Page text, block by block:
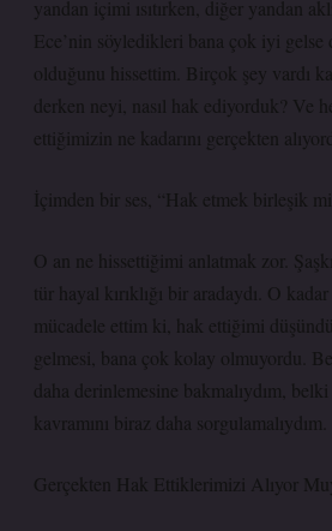
yandan içimi ısıtırken, diğer yandan
Ece’nin söyledikleri bana çok iyi gelse
olduğunu hissettim. Birçok şey vardı
derken neyi, nasıl hak ediyorduk? Ve
ettiğimizin ne kadarını gerçekten
İçimden bir ses, “Hak etmek birleşik
O an ne hissettiğimi anlatmak zor.
tür hayal kırıklığı bir aradaydı. O
mücadele ettim ki, hak ettiğimi
gelmesi, bana çok kolay olmuyordu.
daha derinlemesine bakmalıydım,
kavramını biraz daha sorgulamalıydım.
Gerçekten Hak Ettiklerimizi Alıyor